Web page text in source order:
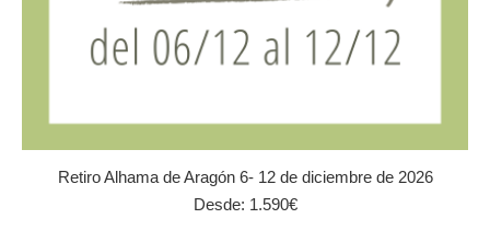
Retiro Alhama de Aragón 6- 12 de diciembre de 2026
Desde: 1.590€